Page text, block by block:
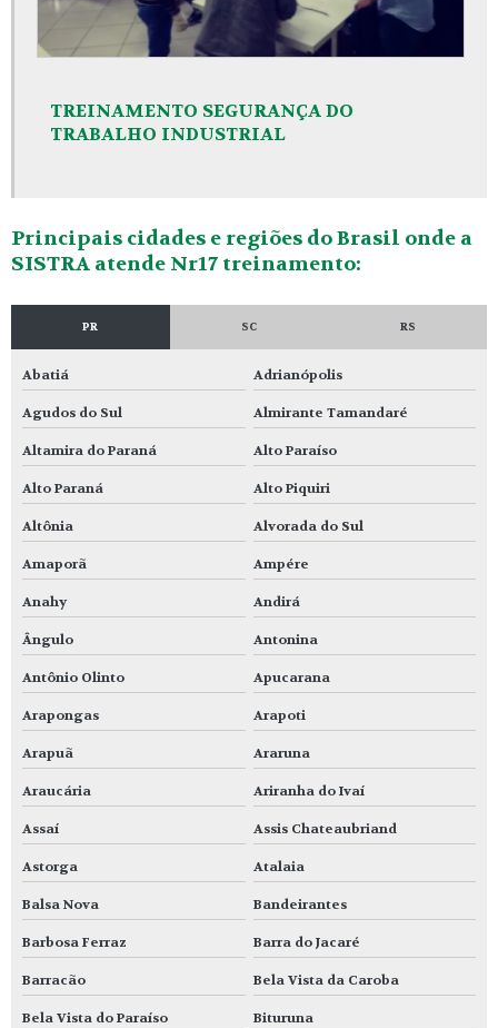
TREINAMENTO SEGURANÇA DO
TRABALHO INDUSTRIAL
Principais cidades e regiões do Brasil onde a
SISTRA atende Nr17 treinamento:
PR SC RS
Abatiá Adrianópolis
Agudos do Sul Almirante Tamandaré
Altamira do Paraná Alto Paraíso
Alto Paraná Alto Piquiri
Altônia Alvorada do Sul
Amaporã Ampére
Anahy Andirá
Ângulo Antonina
Antônio Olinto Apucarana
Arapongas Arapoti
Arapuã Araruna
Araucária Ariranha do Ivaí
Assaí Assis Chateaubriand
Astorga Atalaia
Balsa Nova Bandeirantes
Barbosa Ferraz Barra do Jacaré
Barracão Bela Vista da Caroba
Bela Vista do Paraíso Bituruna